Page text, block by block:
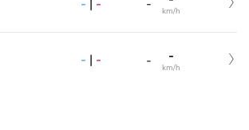
- | - - km/h
- | - - -
km/h